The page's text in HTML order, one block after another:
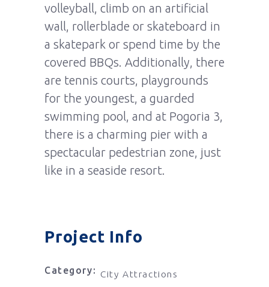
volleyball, climb on an artificial
wall, rollerblade or skateboard in
a skatepark or spend time by the
covered BBQs. Additionally, there
are tennis courts, playgrounds
for the youngest, a guarded
swimming pool, and at Pogoria 3,
there is a charming pier with a
spectacular pedestrian zone, just
like in a seaside resort.
Project Info
Category: City Attractions